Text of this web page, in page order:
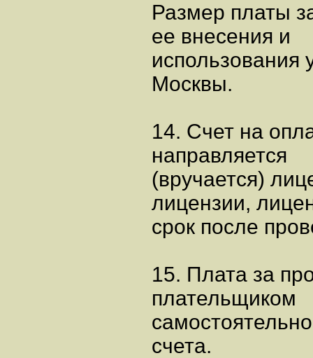
Размер платы
ее внесения и
использования
Москвы.
14. Счет на
направляется
(вручается)
лицензии,
срок после
15. Плата за
плательщиком
счета.